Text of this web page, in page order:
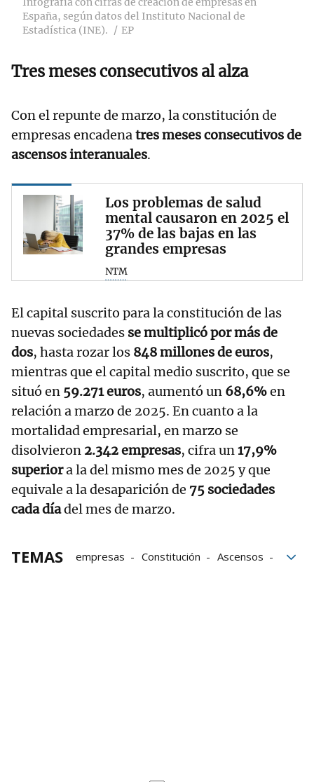
España, según datos del Instituto Nacional de
Estadística (INE).
EP
Tres meses consecutivos al alza
Con el repunte de marzo, la constitución de
empresas encadenatres meses consecutivos de
ascensos interanuales.
Los problemas de salud
mental causaron en 2025 el
37% de las bajas en las
grandes empresas
NTM
El capital suscrito para la constitución de las
nuevas sociedades se multiplicó por más de
dos, hasta rozar los 848 millones de euros,
mientras que el capital medio suscrito, que se
situó en 59.271 euros, aumentó un 68,6%en
relación a marzo de 2025. En cuanto a la
mortalidad empresarial, en marzo se
disolvieron 2.342 empresas, cifra un17,9%
superiora la del mismo mes de 2025 y que
equivale a la desaparición de 75 sociedades
cada díadel mes de marzo.
TEMAS empresas Constitución
Ascensos